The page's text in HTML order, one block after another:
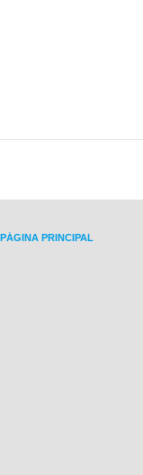
PÁGINA PRINCIPAL